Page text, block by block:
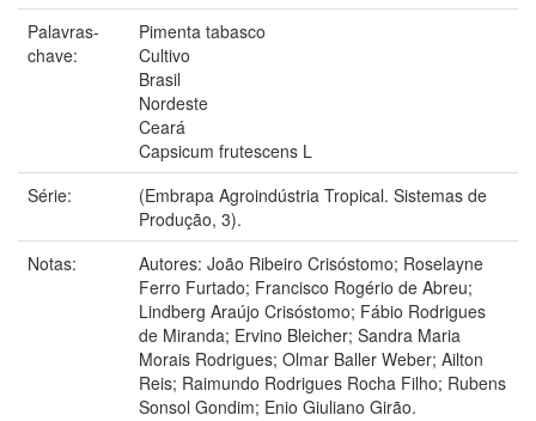
Palavras-
chave:
Pimenta tabasco
Cultivo
Brasil
Nordeste
Ceará
Capsicum frutescens L
Série:
(Embrapa Agroindústria Tropical. Sistemas de
Produção, 3).
Notas:
Autores: João Ribeiro Crisóstomo; Roselayne
Ferro Furtado; Francisco Rogério de Abreu;
Lindberg Araújo Crisóstomo; Fábio Rodrigues
de Miranda; Ervino Bleicher; Sandra Maria
Morais Rodrigues; Olmar Baller Weber; Ailton
Reis; Raimundo Rodrigues Rocha Filho; Rubens
Sonsol Gondim; Enio Giuliano Girão.